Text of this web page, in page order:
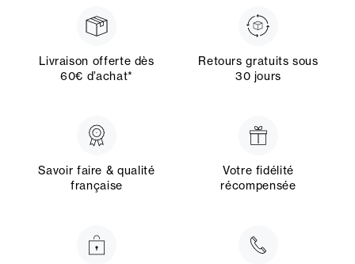
Livraison offerte dès
60€ d’achat*
Retours gratuits sous
30 jours
Savoir faire & qualité
française
Votre fidélité
récompensée